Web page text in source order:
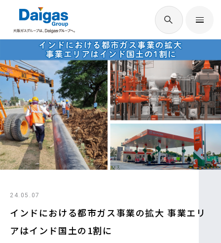
EN / JP
Daigasグループについて
Daigas STUDIO
社会貢献
技術開発
IR情報
24.05.07
インドにおける都市ガス事業の拡大 事業エリ
アはインド国土の1割に